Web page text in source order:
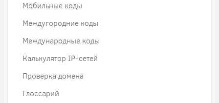
Мобильные коды
Междугородние коды
Международные коды
Калькулятор IP-сетей
Проверка домена
Глоссарий